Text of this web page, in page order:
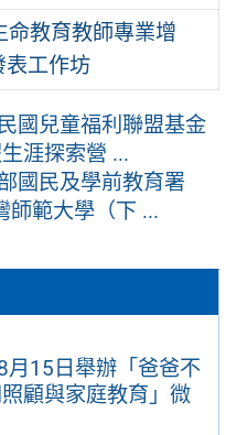
月15日舉辦「爸爸不
顧與家庭教育」微
命教育教師專業增
表工作坊
國兒童福利聯盟基金
涯探索營 ...
國民及學前教育署
師範大學（下 ...